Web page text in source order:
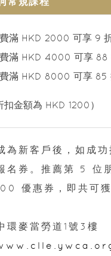
滿 HKD 2000 可享 9
滿 HKD 4000 可享 88
滿 HKD 8000 可享 85
扣金額為 HKD 1200）
為新客戶後，如成
名券。推薦第 5 位
優惠券，即共可
環麥當勞道1號3樓